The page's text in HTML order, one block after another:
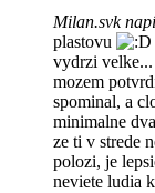
Milan.svk
plastovu
vydrzi velke...
mozem
spominal, a
minimalne
ze ti v strede
polozi, je
neviete ludia